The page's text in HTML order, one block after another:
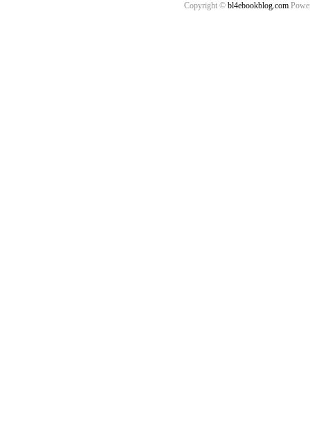
Copyright © bl4ebookblog.com